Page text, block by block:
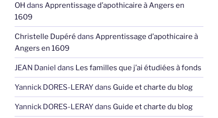
OH dans Apprentissage d’apothicaire à Angers en
1609
Christelle Dupéré dans Apprentissage d’apothicaire à
Angers en 1609
JEAN Daniel dans Les familles que j’ai étudiées à fonds
Yannick DORES-LERAYdans Guide et charte du blog
Yannick DORES-LERAYdans Guide et charte du blog